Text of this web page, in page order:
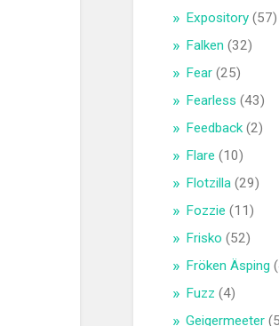
Expository (57)
Falken (32)
Fear (25)
Fearless (43)
Feedback(2)
Flare (10)
Flotzilla (29)
Fozzie (11)
Frisko (52)
Fröken Äsping
Fuzz (4)
Geigermeeter